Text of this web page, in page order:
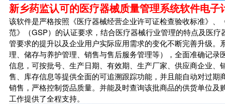
新乡药监认可的医疗器械质量管理系统软件电
该软件是严格按照《医疗器械经营企业许可证检查验收标准》
范》（GSP）的认证要求，结合医疗器械行业管理的特点及医
管要求的提升以及企业用户实际应用需求的变化不断完善升级
理、储存与养护管理、销售与售后服务管理等），全面准确记
信息，可按批号、生产日期、有效期、生产厂家、供应商企业
售、库存信息等提供全面的可追溯跟踪功能，并且能自动对过
销售，严格控制货品质量。并能及时查询该批商品的供货单位
工作提供了全程支持。